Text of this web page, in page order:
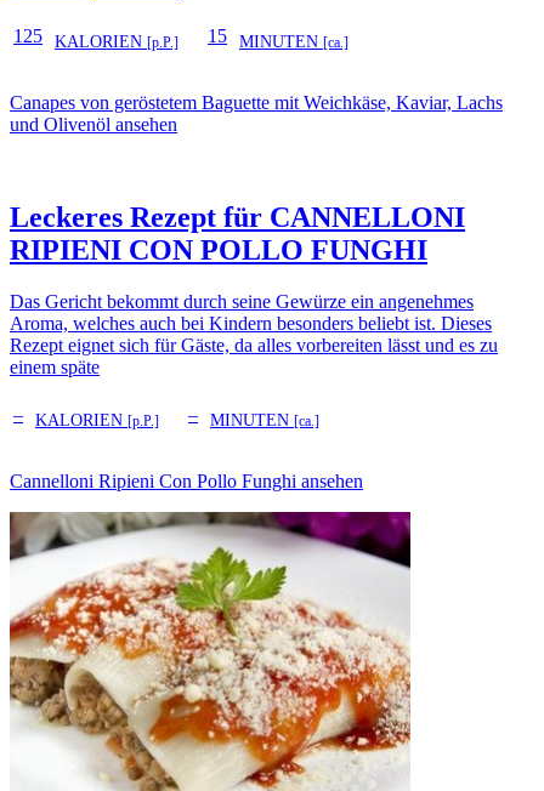
125 KALORIEN [p.P.] 15 MINUTEN [ca.]
Canapes von geröstetem Baguette mit Weichkäse, Kaviar, Lachs
und Olivenöl ansehen
Leckeres Rezept für CANNELLONI
RIPIENI CON POLLO FUNGHI
Das Gericht bekommt durch seine Gewürze ein angenehmes
Aroma, welches auch bei Kindern besonders beliebt ist. Dieses
Rezept eignet sich für Gäste, da alles vorbereiten lässt und es zu
einem späte
– KALORIEN [p.P.] – MINUTEN [ca.]
Cannelloni Ripieni Con Pollo Funghi ansehen